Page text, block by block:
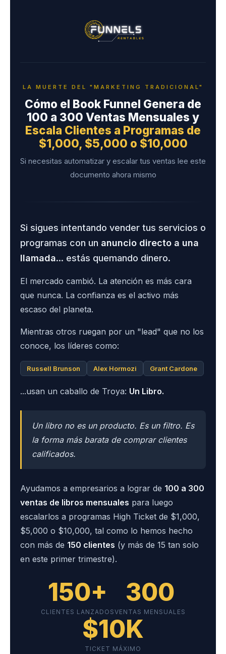
LA MUERTE DEL "MARKETING TRADICIONAL"
Cómo el Book Funnel Genera de
100 a 300 Ventas Mensuales y
Escala Clientes a Programas de
$1,000, $5,000 o $10,000
Si necesitas automatizar y escalar tus ventas lee este
documento ahora mismo
Si sigues intentando vender tus servicios o
programas con un anuncio directo a una
llamada... estás quemando dinero.
El mercado cambió. La atención es más cara
que nunca. La confianza es el activo más
escaso del planeta.
Mientras otros ruegan por un "lead" que no los
conoce, los líderes como:
Russell Brunson Alex Hormozi Grant Cardone
...usan un caballo de Troya: Un Libro.
Un libro no es un producto. Es un filtro. Es
la forma más barata de comprar clientes
calificados.
Ayudamos a empresarios a lograr de 100 a 300
ventas de libros mensuales para luego
escalarlos a programas High Ticket de $1,000,
$5,000 o $10,000, tal como lo hemos hecho
con más de 150 clientes (y más de 15 tan solo
en este primer trimestre).
150+
CLIENTES LANZADOS
300
VENTAS MENSUALES
$10K
TICKET MÁXIMO